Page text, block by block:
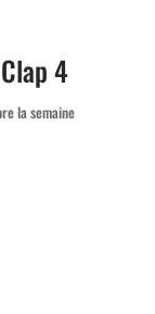
4
la semaine